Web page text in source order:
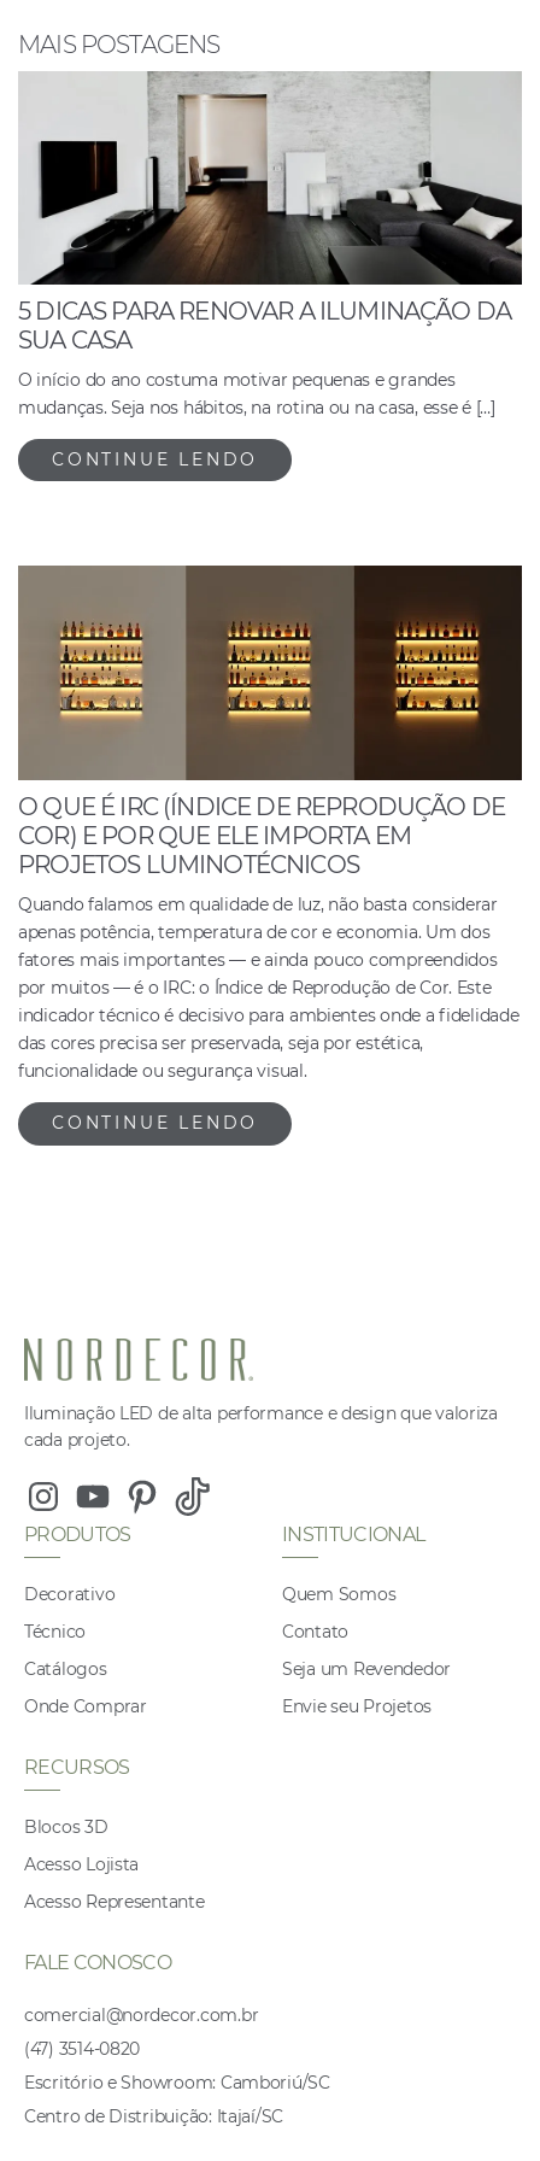
o
k
p
MAIS POSTAGENS
5 DICAS PARA RENOVAR A ILUMINAÇÃO DA
SUA CASA
O início do ano costuma motivar pequenas e grandes
mudanças. Seja nos hábitos, na rotina ou na casa, esse é […]
CONTINUE LENDO
O QUE É IRC (ÍNDICE DE REPRODUÇÃO DE
COR) E POR QUE ELE IMPORTA EM
PROJETOS LUMINOTÉCNICOS
Quando falamos em qualidade de luz, não basta considerar
apenas potência, temperatura de cor e economia. Um dos
fatores mais importantes — e ainda pouco compreendidos
por muitos — é o IRC: o Índice de Reprodução de Cor. Este
indicador técnico é decisivo para ambientes onde a fidelidade
das cores precisa ser preservada, seja por estética,
funcionalidade ou segurança visual.
CONTINUE LENDO
Iluminação LED de alta performance e design que valoriza
cada projeto.
InstagramYoutubePinterest
Tiktok
PRODUTOS
Decorativo
Técnico
Catálogos
Onde Comprar
INSTITUCIONAL
Quem Somos
Contato
Seja um Revendedor
Envie seu Projetos
RECURSOS
Blocos 3D
Acesso Lojista
Acesso Representante
FALE CONOSCO
comercial@nordecor.com.br
(47) 3514-0820
Escritório e Showroom: Camboriú/SC
Centro de Distribuição: Itajaí/SC